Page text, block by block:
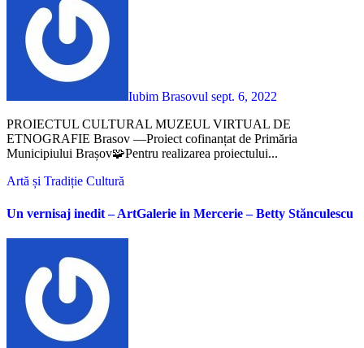
Iubim Brasovul sept. 6, 2022
PROIECTUL CULTURAL MUZEUL VIRTUAL DE
ETNOGRAFIE Brasov —Proiect cofinanțat de Primăria
Municipiului Brașov🧩Pentru realizarea proiectului...
Artă și Tradiție Cultură
Un vernisaj inedit – ArtGalerie in Mercerie – Betty Stănculescu